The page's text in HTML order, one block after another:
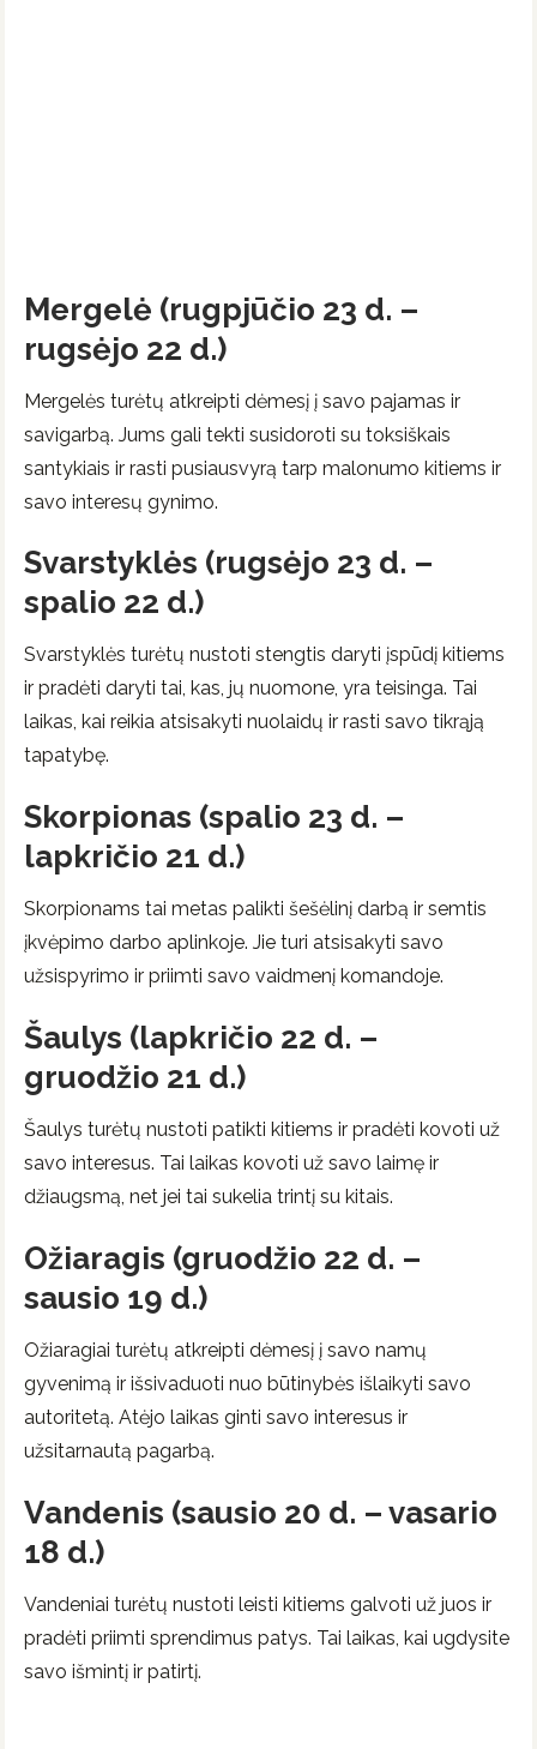
Mergelė (rugpjūčio 23 d. –
rugsėjo 22 d.)
Mergelės turėtų atkreipti dėmesį į savo pajamas ir
savigarbą. Jums gali tekti susidoroti su toksiškais
santykiais ir rasti pusiausvyrą tarp malonumo kitiems ir
savo interesų gynimo.
Svarstyklės (rugsėjo 23 d. –
spalio 22 d.)
Svarstyklės turėtų nustoti stengtis daryti įspūdį kitiems
ir pradėti daryti tai, kas, jų nuomone, yra teisinga. Tai
laikas, kai reikia atsisakyti nuolaidų ir rasti savo tikrąją
tapatybę.
Skorpionas (spalio 23 d. –
lapkričio 21 d.)
Skorpionams tai metas palikti šešėlinį darbą ir semtis
įkvėpimo darbo aplinkoje. Jie turi atsisakyti savo
užsispyrimo ir priimti savo vaidmenį komandoje.
Šaulys (lapkričio 22 d. –
gruodžio 21 d.)
Šaulys turėtų nustoti patikti kitiems ir pradėti kovoti už
savo interesus. Tai laikas kovoti už savo laimę ir
džiaugsmą, net jei tai sukelia trintį su kitais.
Ožiaragis (gruodžio 22 d. –
sausio 19 d.)
Ožiaragiai turėtų atkreipti dėmesį į savo namų
gyvenimą ir išsivaduoti nuo būtinybės išlaikyti savo
autoritetą. Atėjo laikas ginti savo interesus ir
užsitarnautą pagarbą.
Vandenis (sausio 20 d. – vasario
18 d.)
Vandeniai turėtų nustoti leisti kitiems galvoti už juos ir
pradėti priimti sprendimus patys. Tai laikas, kai ugdysite
savo išmintį ir patirtį.